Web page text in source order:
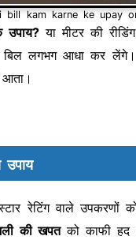
bill kam karne ke upay
उपाय?या मीटर की
लगभग आधा कर लेंगे।
रेटिंग वाले उपकरणों
की खपतको काफी